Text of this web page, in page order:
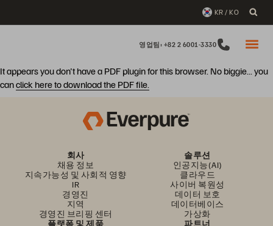
KR / KO
영업팀: +82 2 6001-3330
It appears you don't have a PDF plugin for this browser. No biggie... you
canclick here to download the PDF file.
회사
채용 정보
지속가능성 및 사회적 영향
IR
경영진
지역
경영진 브리핑 센터
솔루션
인공지능(AI)
클라우드
사이버 복원성
데이터 보호
데이터베이스
가상화
플랫폼 및 제품
파트너